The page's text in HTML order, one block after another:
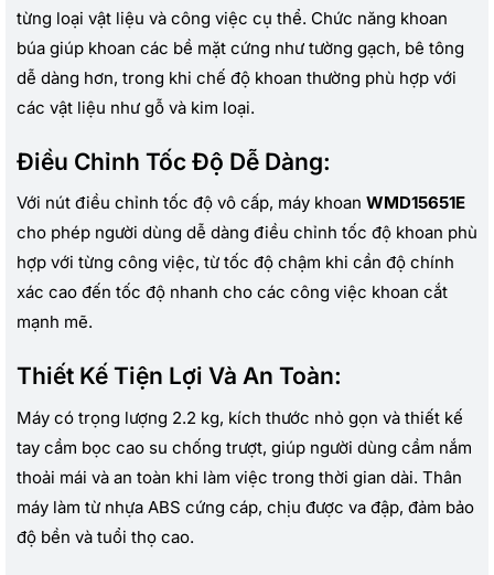
từng loại vật liệu và công việc cụ thể. Chức năng khoan
búa giúp khoan các bề mặt cứng như tường gạch, bê tông
dễ dàng hơn, trong khi chế độ khoan thường phù hợp với
các vật liệu như gỗ và kim loại.
Điều Chỉnh Tốc Độ Dễ Dàng:
Với nút điều chỉnh tốc độ vô cấp, máy khoan WMD15651E
cho phép người dùng dễ dàng điều chỉnh tốc độ khoan phù
hợp với từng công việc, từ tốc độ chậm khi cần độ chính
xác cao đến tốc độ nhanh cho các công việc khoan cắt
mạnh mẽ.
Thiết Kế Tiện Lợi Và An Toàn:
Máy có trọng lượng 2.2 kg, kích thước nhỏ gọn và thiết kế
tay cầm bọc cao su chống trượt, giúp người dùng cầm nắm
thoải mái và an toàn khi làm việc trong thời gian dài. Thân
máy làm từ nhựa ABS cứng cáp, chịu được va đập, đảm bảo
độ bền và tuổi thọ cao.